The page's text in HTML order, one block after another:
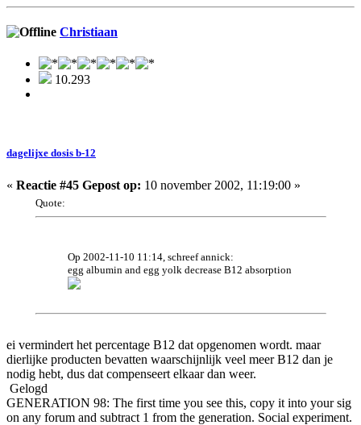
Christiaan
10.293
dagelijxe dosis b-12
« Reactie #45 Gepost op: 10 november 2002, 11:19:00 »
Quote:
Op 2002-11-10 11:14, schreef annick:
egg albumin and egg yolk decrease B12 absorption
ei vermindert het percentage B12 dat opgenomen wordt. maar
dierlijke producten bevatten waarschijnlijk veel meer B12 dan je
nodig hebt, dus dat compenseert elkaar dan weer.
Gelogd
GENERATION 98: The first time you see this, copy it into your sig
on any forum and subtract 1 from the generation. Social experiment.